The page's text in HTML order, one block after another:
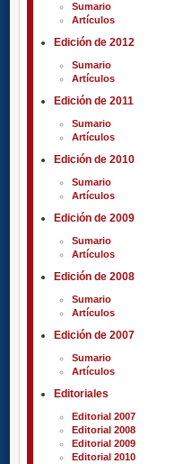
Sumario
Artículos
Edición de 2012
Sumario
Artículos
Edición de 2011
Sumario
Artículos
Edición de 2010
Sumario
Artículos
Edición de 2009
Sumario
Artículos
Edición de 2008
Sumario
Artículos
Edición de 2007
Sumario
Artículos
Editoriales
Editorial 2007
Editorial 2008
Editorial 2009
Editorial 2010